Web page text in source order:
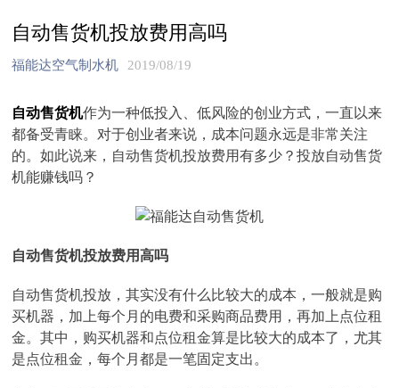
自动售货机投放费用高吗
福能达空气制水机 2019/08/19
自动售货机作为一种低投入、低风险的创业方式，一直以来
都备受青睐。对于创业者来说，成本问题永远是非常关注
的。如此说来，自动售货机投放费用有多少？投放自动售货
机能赚钱吗？
自动售货机投放费用高吗
自动售货机投放，其实没有什么比较大的成本，一般就是购
买机器，加上每个月的电费和采购商品费用，再加上点位租
金。其中，购买机器和点位租金算是比较大的成本了，尤其
是点位租金，每个月都是一笔固定支出。